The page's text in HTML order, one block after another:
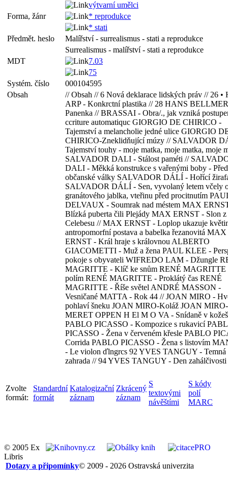
výtvarní umělci
Forma, žánr
* reprodukce
* stati
Předmět. heslo
Malířství - surrealismus - stati a reprodukce
Surrealismus - malířství - stati a reprodukce
MDT
7.03
75
Systém. číslo
000104595
Obsah
// Obsah // 6 Nová deklarace lidských práv // 26 •
ARP - Konkrctní plastika // 28 HANS
Panenka // BRASSAI - Obra/., jak vzniká
ccriture automatiquc GIORGIO DE CHIRICO -
Tajemství a melancholie jedné ulice GIORGIO
CHIRICO-Zneklidňující múzy // SALVADOR
Tajemství touhy - moje matka, moje matka, moje
SALVADOR DALI - Stálost paméti //
DALI - Měkká konstrukce s vařenými boby -
občanské války SALVADOR DÁLÍ - Hořící
SALVADOR DÁLÍ - Sen, vyvolaný letem včely
granátového jablka, vteřinu před procitnutím
DELVAUX - Soumrak nad méstem MAX
Blízká puberta čili Plejády MAX ERNST - Slon z
Celebesu // MAX ERNST - Loplop ukazuje
antropomorfní postava a babelka řezanovitá MAX
ERNST - Král hraje s královnou ALBERTO
GIACOMETTI - Muž a žena PAUL KLEE -
pokoje s obyvateli WIFREDO LAM - Džungle
MAGRITTE - Klíč ke snům RENÉ MAGRITTE
polím RENÉ MAGRITTE - Proklátý čas RENÉ
MAGRITTE - Říše světel ANDRÉ MASSON -
Vesničané MATTA - Rok 44 // JOAN MIRO -
pohlaví šneku JOAN MIRO-Koláž JOAN
MERET OPPEN H El M O VA - Snídaně v
PABLO PICASSO - Kompozice s rukavicí
PICASSO - Žena v červeném křesle PABLO
Corrida PABLO PICASSO - Žena s listovím
- Le violon ďlngrcs 92 YVES TANGUY - Temná
zahrada // 94 YVES TANGUY - Den zahálčivosti
Zvolte
formát:
Standardní
formát
Katalogizační
záznam
Zkrácený
záznam
S
textovými
návěštími
S kódy
polí
MARC
© 2005 Ex
Libris
© 2009 - 2026 Ostravská univerzita
Dotazy a připomínky